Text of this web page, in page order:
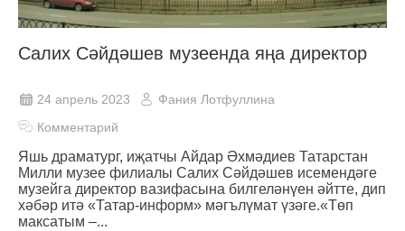
Салих Сәйдәшев музеенда яңа директор
24 апрель 2023
Фания Лотфуллина
Комментарий
Яшь драматург, иҗатчы Айдар Әхмәдиев Татарстан
Милли музее филиалы Салих Сәйдәшев исемендәге
музейга директор вазифасына билгеләнүен әйтте, дип
хәбәр итә «Татар-информ» мәгълүмат үзәге.«Төп
максатым –...